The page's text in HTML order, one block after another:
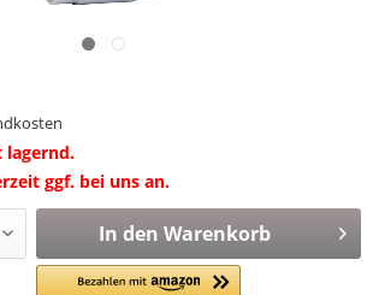
lagernd.
ggf. bei uns an.
In den Warenkorb